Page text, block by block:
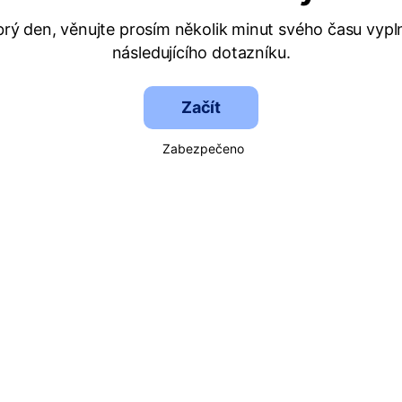
den, věnujte prosím několik minut svého času
následujícího dotazníku.
Začít
Zabezpečeno